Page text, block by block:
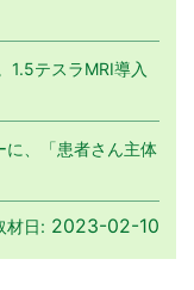
1.5テスラMRI導入
に、「患者さん主体
材日: 2023-02-10